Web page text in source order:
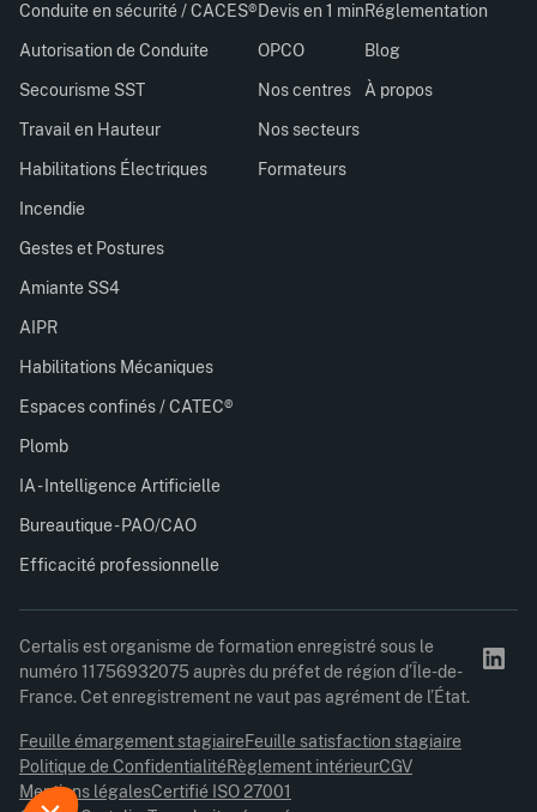
Conduite en sécurité / CACES®
Autorisation de Conduite
Secourisme SST
Travail en Hauteur
Habilitations Électriques
Incendie
Gestes et Postures
Amiante SS4
AIPR
Habilitations Mécaniques
Espaces confinés / CATEC®
Plomb
IA - Intelligence Artificielle
Bureautique - PAO/CAO
Efficacité professionnelle
Devis en 1 min
OPCO
Nos centres
Nos secteurs
Formateurs
Réglementation
Blog
À propos
Certalis est organisme de formation enregistré sous le
numéro 11756932075 auprès du préfet de région d’Île-de-
France. Cet enregistrement ne vaut pas agrément de l’État.
Feuille émargement stagiaireFeuille satisfaction stagiaire
Politique de ConfidentialitéRèglement intérieurCGV
Mentions légalesCertifié ISO 27001